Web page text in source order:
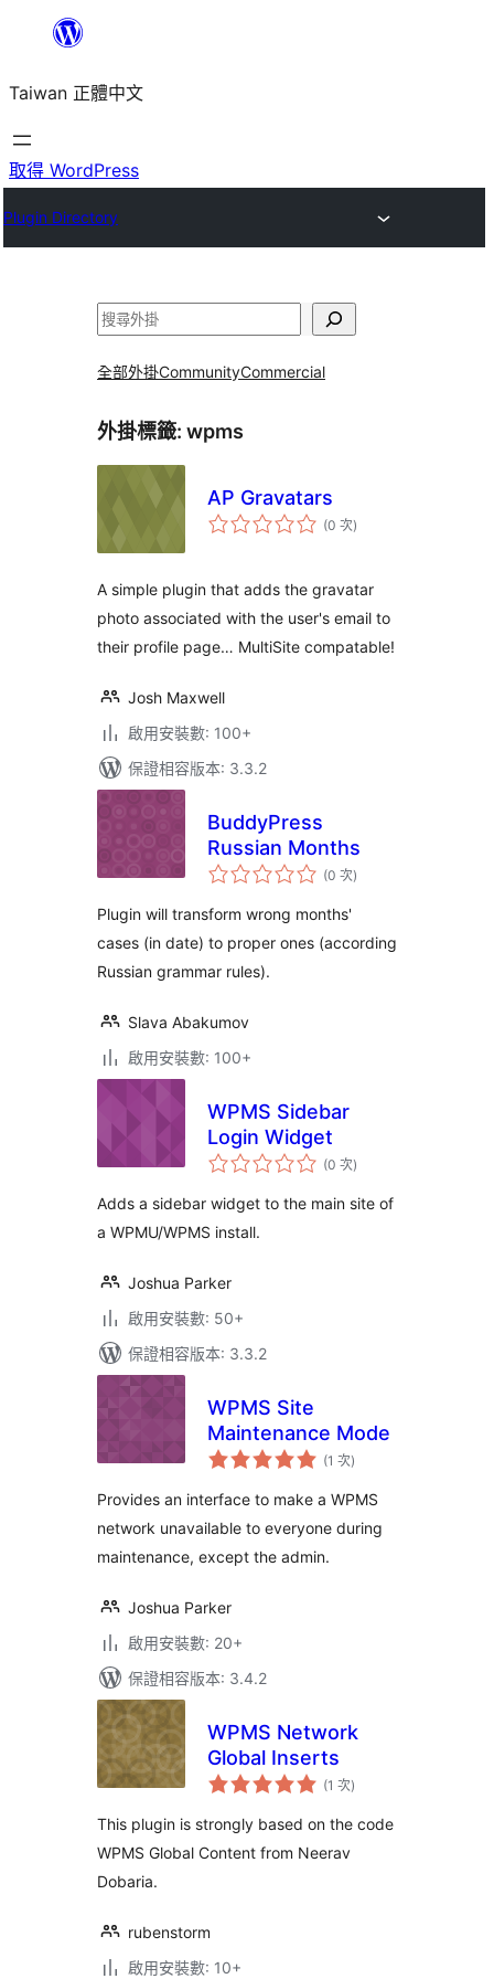
主
要
內
Taiwan 正體中文
取得 WordPress
Plugin Directory
搜
全部外掛CommunityCommercial
外掛標籤: wpms
AP Gravatars
(0 次評
分)
A simple plugin that adds the gravatar
photo associated with the user's email to
their profile page… MultiSite compatable!
Josh Maxwell
啟用安裝數: 100+
保證相容版本: 3.3.2
BuddyPress
Russian Months
(0 次評
分)
Plugin will transform wrong months'
cases (in date) to proper ones (according
Russian grammar rules).
Slava Abakumov
啟用安裝數: 100+
WPMS Sidebar
Login Widget
(0 次評
分
數
)
Adds a sidebar widget to the main site of
a WPMU/WPMS install.
Joshua Parker
啟用安裝數: 50+
保證相容版本: 3.3.2
WPMS Site
Maintenance Mode
(1 次評
分
數
)
Provides an interface to make a WPMS
network unavailable to everyone during
maintenance, except the admin.
Joshua Parker
啟用安裝數: 20+
保證相容版本: 3.4.2
WPMS Network
Global Inserts
(1 次評
分
數
)
This plugin is strongly based on the code
WPMS Global Content from Neerav
Dobaria.
rubenstorm
啟用安裝數: 10+